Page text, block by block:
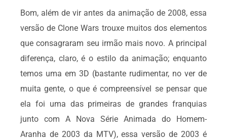
Bom, além de vir antes da animação de 2008, essa
versão de Clone Wars trouxe muitos dos elementos
que consagraram seu irmão mais novo. A principal
diferença, claro, é o estilo da animação; enquanto
temos uma em 3D (bastante rudimentar, no ver de
muita gente, o que é compreensível se pensar que
ela foi uma das primeiras de grandes franquias
junto com A Nova Série Animada do Homem-
Aranha de 2003 da MTV), essa versão de 2003 é